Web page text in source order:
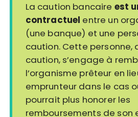
La caution bancaire est
contractuel entre un
(une banque) et une
caution. Cette personne,
caution, s’engage à
l’organisme prêteur en
emprunteur dans le cas
pourrait plus honorer les
remboursements de son